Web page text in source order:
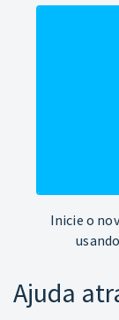
Inicie o
Ajuda